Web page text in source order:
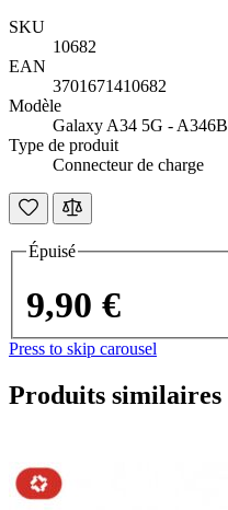
SKU
10682
EAN
3701671410682
Modèle
Galaxy A34 5G - A346B
Type de produit
Connecteur de charge
Épuisé
9,90 €
Press to skip carousel
Produits similaires